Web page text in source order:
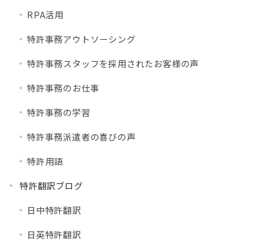
RPA活用
特許事務アウトソーシング
特許事務スタッフを採用されたお客様の声
特許事務のお仕事
特許事務の学習
特許事務派遣者の喜びの声
特許用語
特許翻訳ブログ
日中特許翻訳
日英特許翻訳